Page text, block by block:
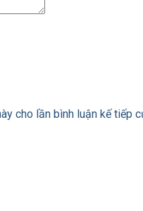
cho lần bình luận kế tiếp